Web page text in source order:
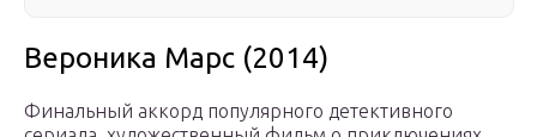
Вероника Марс (2014)
Финальный аккорд популярного детективного